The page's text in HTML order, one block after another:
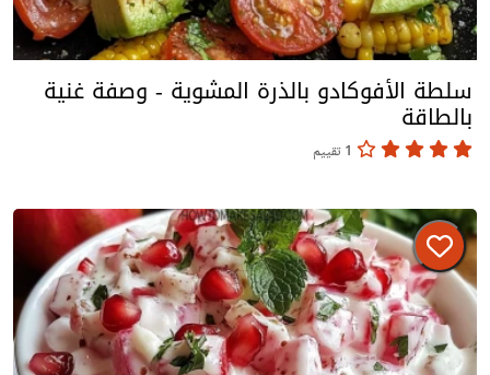
سلطة الأفوكادو بالذرة المشوية - وصفة غنية
بالطاقة
1 تقييم